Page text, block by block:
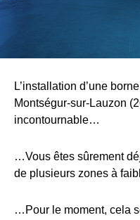
L’installation d’une
Montségur-sur-Lauzon
incontournable…
…Vous êtes sûrement
de plusieurs zones à
…Pour le moment, cela